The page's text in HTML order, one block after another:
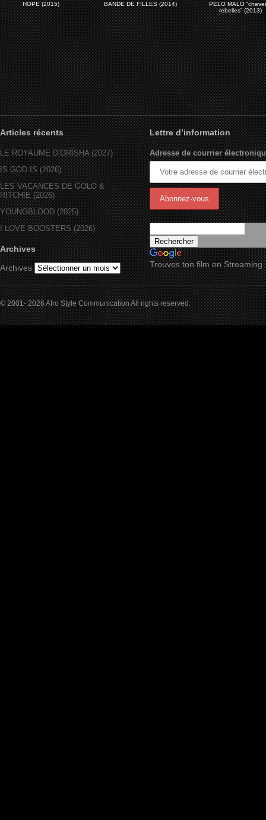
HOPE (2015) BANDE DE FILLES (2014)
PELO MALO
rebelles” (2013)
Articles récents
LE ROYAUME D’ORÏSHA (2027)
IS GOD IS (2026)
LES VACANCES DE GOLO &
RITCHIE (2026)
YOUNGBLOOD (2025)
I LOVE BOOSTERS (2026)
Archives
Archives
Lettre d’information
Adresse de courrier
Trouves ton film en Streaming
© 2001- 2026 Afro Style Communication All rights reserved.